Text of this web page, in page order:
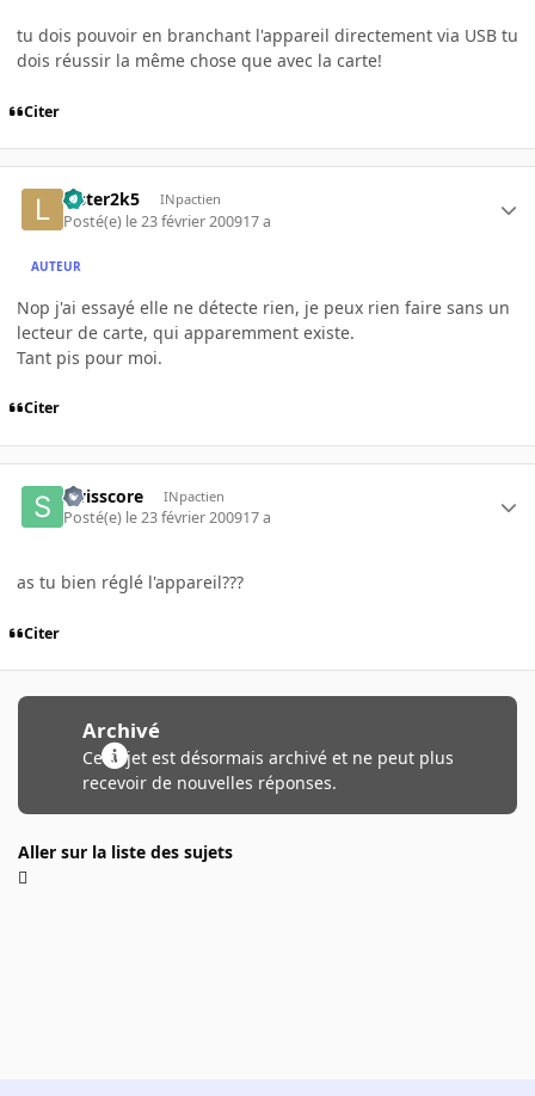
tu dois pouvoir en branchant l'appareil directement via USB tu
dois réussir la même chose que avec la carte!
Citer
Lister2k5 INpactien
Posté(e) le 23 février 200917 a
AUTEUR
Nop j'ai essayé elle ne détecte rien, je peux rien faire sans un
lecteur de carte, qui apparemment existe.
Tant pis pour moi.
Citer
swisscore INpactien
Posté(e) le 23 février 200917 a
as tu bien réglé l'appareil???
Citer
Archivé
Ce sujet est désormais archivé et ne peut plus
recevoir de nouvelles réponses.
Aller sur la liste des sujets